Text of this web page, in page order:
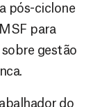
pós-ciclone
para
gestão
do